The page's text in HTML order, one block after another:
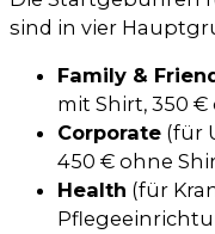
sind in vier
Family &
mit Shirt, 350 €
Corporate (für
450 € ohne
Health (für